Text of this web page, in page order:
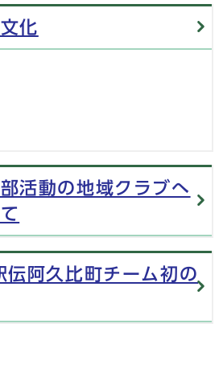
化
活動の地域クラブへ
阿久比町チーム初の